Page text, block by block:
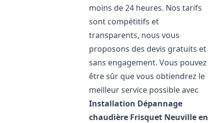
moins de 24 heures. Nos tarifs
sont compétitifs et
transparents, nous vous
proposons des devis gratuits et
sans engagement. Vous pouvez
être sûr que vous obtiendrez le
meilleur service possible avec
Installation Dépannage
chaudière Frisquet Neuville en